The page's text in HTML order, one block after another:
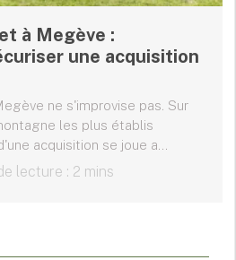
à Megève :
une acquisition
ne s'improvise pas. Sur
les plus établis
acquisition se joue a...
lecture : 2 mins